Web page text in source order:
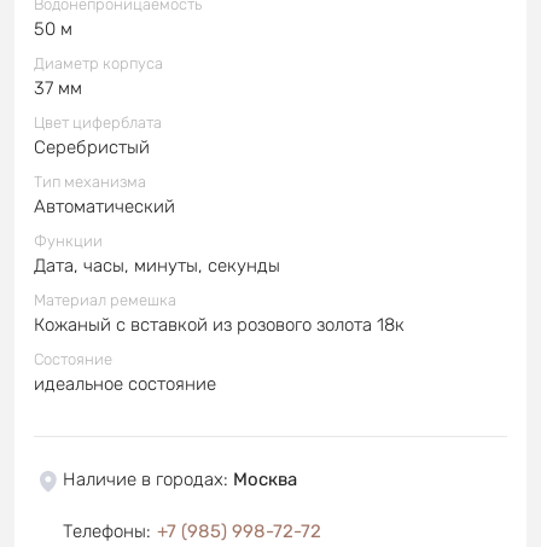
Водонепроницаемость
50 м
Диаметр корпуса
37 мм
Цвет циферблата
Серебристый
Тип механизма
Автоматический
Функции
Дата, часы, минуты, секунды
Материал ремешка
Кожаный с вставкой из розового золота 18к
Состояние
идеальное состояние
Наличие в городах: Москва
Телефоны: +7 (985) 998-72-72